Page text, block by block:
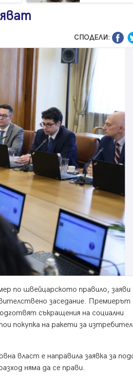
СПОДЕЛИ:
по швейцарското правило, заяви
заседание. Премиерът
съкращения на социални
покупка на ракети за
власт е направила заявка за
няма да се прави.